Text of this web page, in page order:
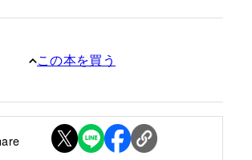
この本を買う